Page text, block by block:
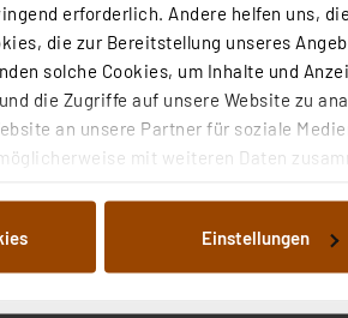
erforderlich. Andere helfen uns,
die zur Bereitstellung unseres
solche Cookies, um Inhalte und
die Zugriffe auf unsere Website zu
an unsere Partner für soziale
mit weiteren Daten
dargestellten bzw. die von
Auflistung der einzelnen
Einstellungen
Teiche und Wasserfeatures
und Wegen